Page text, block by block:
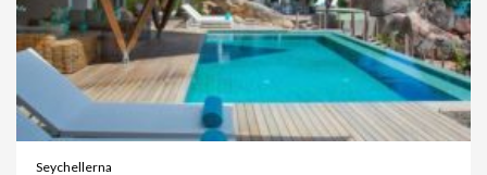
Seychellerna